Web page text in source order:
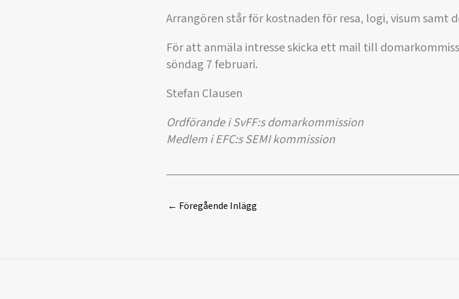
Arrangören står för kostnaden för resa, logi, visum samt
För att anmäla intresse skicka ett mail till
söndag 7 februari.
Stefan Clausen
Ordförande i SvFF:s domarkommission
Medlem i EFC:s SEMI kommission
← Föregående Inlägg